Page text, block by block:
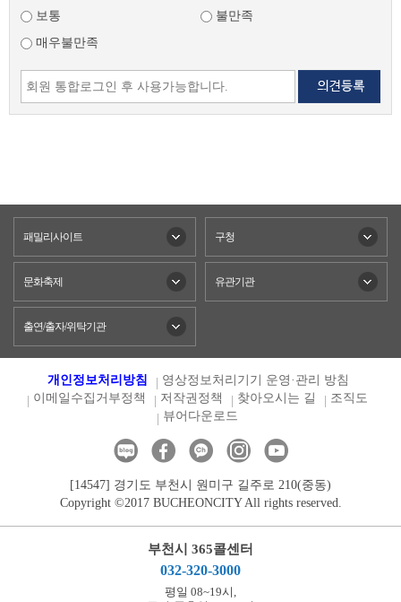
보통
불만족
매우불만족
패밀리사이트 구청
문화축제 유관기관
출연/출자/위탁기관
개인정보처리방침
영상정보처리기기 운영·관리 방침
이메일수집거부정책
저작권정책 찾아오시는 길
조직도
뷰어다운로드
[14547] 경기도 부천시 원미구 길주로 210(중동)
Copyright ©2017 BUCHEONCITY All rights reserved.
부천시 365콜센터
032-320-3000
평일 08~19시,